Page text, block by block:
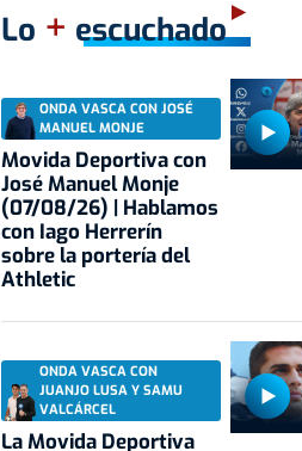
Lo + escuchado
ONDA VASCA CON JOSÉ
MANUEL MONJE
Movida Deportiva con
José Manuel Monje
(07/08/26) | Hablamos
con Iago Herrerín
sobre la portería del
Athletic
ONDA VASCA CON
JUANJO LUSA Y SAMU
VALCÁRCEL
La Movida Deportiva